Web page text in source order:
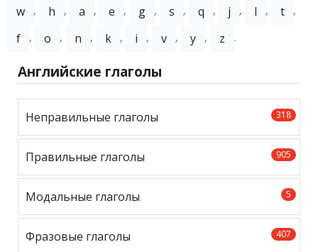
w , h , a , e , g , s , q , j , l , t ,
f , o , n , k , i , v , y , z .
Английские глаголы
318
Неправильные глаголы
905
Правильные глаголы
5
Модальные глаголы
407
Фразовые глаголы